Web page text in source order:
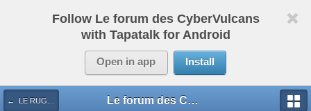
Follow Le forum des CyberVulcans
with Tapatalk for Android
Open in app Install
← LE RUGBY DE CHEZ NOUS Le forum des CyberVulcans